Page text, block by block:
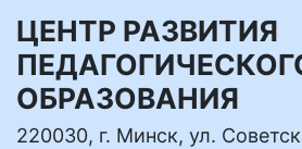
ЦЕНТР РАЗВИТИЯ
ОБРАЗОВАНИЯ
220030, г. Минск, ул.